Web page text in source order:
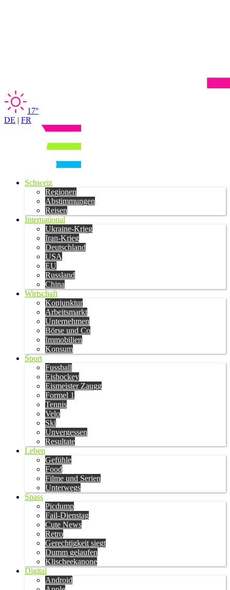
17°
DE | FR
Schweiz
Regionen
Abstimmungen
Reisen
International
Ukraine-Krieg
Iran-Krieg
Deutschland
USA
EU
Russland
China
Wirtschaft
Konjunktur
Arbeitsmarkt
Unternehmen
Börse und Co
Immobilien
Konsum
Sport
Fussball
Eishockey
Eismeister Zaugg
Formel 1
Tennis
Velo
Ski
Unvergessen
Resultate
Leben
Gefühle
Food
Filme und Serien
Unterwegs
Spass
Picdump
Fail-Dienstag
Cute News
Retro
Gerechtigkeit siegt
Dumm gelaufen
Klischeekanone
Digital
Android